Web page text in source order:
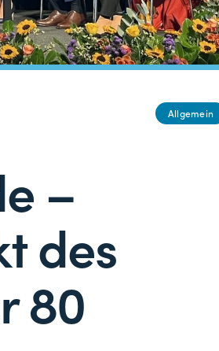
Allgemein
–
des
80